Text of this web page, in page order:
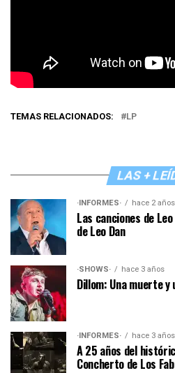
TEMAS RELACIONADOS: LP
LAS +
·INFORMES· hace 2 años
Las canciones de
de Leo Dan
·SHOWS· hace 3 años
Dillom: Una muerte
·INFORMES· hace 3 años
A 25 años del
Concherto de Los